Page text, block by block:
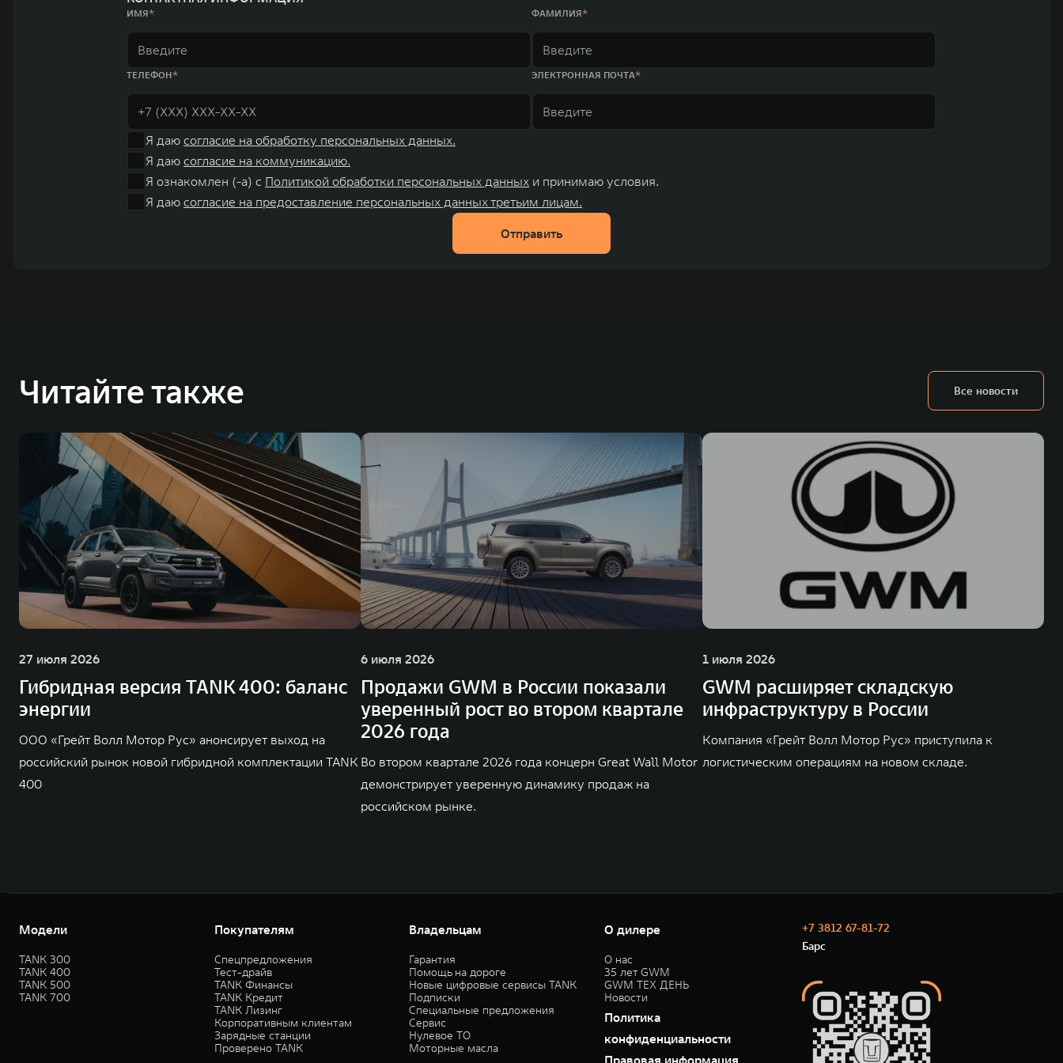
ИМЯ ФАМИЛИЯ
ТЕЛЕФОН ЭЛЕКТРОННАЯ ПОЧТА
Я даю согласие на обработку персональных данных.
Я даю согласие на коммуникацию.
Я ознакомлен (-а) с Политикой обработки персональных данных и принимаю условия.
Я даю согласие на предоставление персональных данных третьим лицам.
Отправить
Читайте также Все новости
27 июля 2026
Гибридная версия TANK 400: баланс
энергии
ООО «Грейт Волл Мотор Рус» анонсирует выход на
российский рынок новой гибридной комплектации TANK
400
6 июля 2026
Продажи GWM в России показали
уверенный рост во втором квартале
2026 года
Во втором квартале 2026 года концерн Great Wall Motor
демонстрирует уверенную динамику продаж на
российском рынке.
1 июля 2026
GWM расширяет складскую
инфраструктуру в России
Компания «Грейт Волл Мотор Рус» приступила к
логистическим операциям на новом складе.
Модели
TANK 300
TANK 400
TANK 500
TANK 700
Покупателям
Спецпредложения
Тест-драйв
TANK Финансы
TANK Кредит
TANK Лизинг
Корпоративным клиентам
Зарядные станции
Проверено TANK
Владельцам
Гарантия
Помощь на дороге
Новые цифровые сервисы TANK
Подписки
Специальные предложения
Сервис
Нулевое ТО
Моторные масла
О дилере
О нас
35 лет GWM
GWM ТЕХ ДЕНЬ
Новости
Политика
конфиденциальности
Правовая информация
+7 3812 67-81-72
Барс